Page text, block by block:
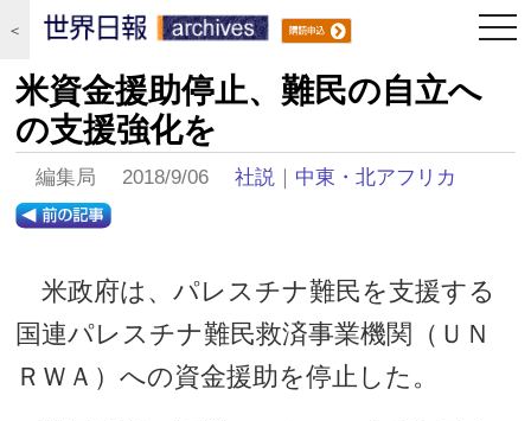
＜
米資金援助停止、難民の自立へ
の支援強化を
編集局 2018/9/06社説 ｜ 中東・北アフリカ
米政府は、パレスチナ難民を支援する
国連パレスチナ難民救済事業機関（ＵＮ
ＲＷＡ）への資金援助を停止した。